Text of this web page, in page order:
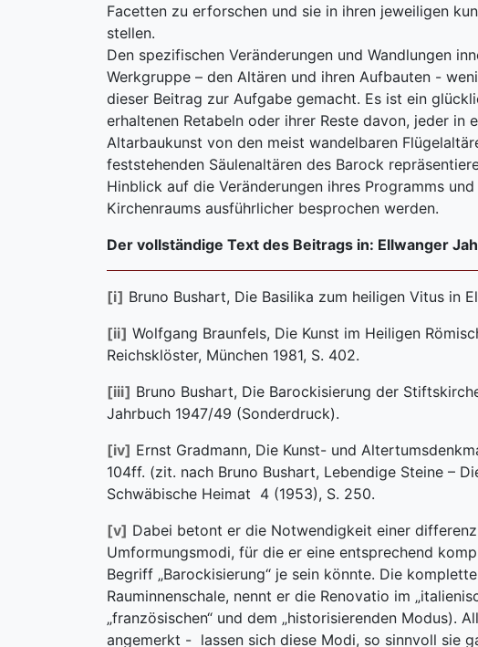
Facetten zu erforschen und sie in ihren jeweiligen
stellen.
Den spezifischen Veränderungen und Wandlungen
Werkgruppe – den Altären und ihren Aufbauten -
dieser Beitrag zur Aufgabe gemacht. Es ist ein
erhaltenen Retabeln oder ihrer Reste davon, jeder in
Altarbaukunst von den meist wandelbaren
feststehenden Säulenaltären des Barock
Hinblick auf die Veränderungen ihres Programms
Kirchenraums ausführlicher besprochen werden.
Der vollständige Text des Beitrags in: Ellwanger
[i] Bruno Bushart, Die Basilika zum heiligen Vitus in
[ii] Wolfgang Braunfels, Die Kunst im Heiligen
Reichsklöster, München 1981, S. 402.
[iii] Bruno Bushart, Die Barockisierung der
Jahrbuch 1947/49 (Sonderdruck).
[iv] Ernst Gradmann, Die Kunst- und
104ff. (zit. nach Bruno Bushart, Lebendige Steine –
Schwäbische Heimat 4 (1953), S. 250.
[v] Dabei betont er die Notwendigkeit einer
Umformungsmodi, für die er eine entsprechend
Begriff „Barockisierung“ je sein könnte. Die
Rauminnenschale, nennt er die Renovatio im
„französischen“ und dem „historisierenden Modus).
angemerkt - lassen sich diese Modi, so sinnvoll sie